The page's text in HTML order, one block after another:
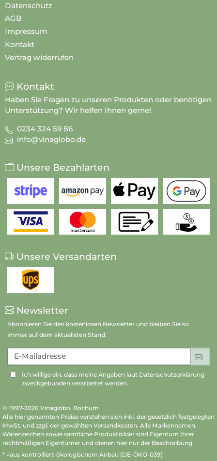
Datenschutz
AGB
Impressum
Kontakt
Vertrag widerrufen
Kontakt
Haben Sie Fragen zu unseren Produkten oder benötigen
Unterstützung? Wir helfen Ihnen gerne!
0234 324 59 86
info@vinaglobo.de
Unsere Bezahlarten
Unsere Versandarten
Newsletter
Abonnieren Sie den kostenlosen Newsletter und bleiben Sie so
immer auf dem aktuellsten Stand.
E-Mailadresse
Ich willige ein, dass meine Angaben laut Datenschutzerklärung
zweckgebunden verarbeitet werden.
© 1997-2026 Vinaglobo, Bochum
Alle hier genannten Preise verstehen sich inkl. der gesetzlich festgelegten
MwSt. und zzgl. der gewählten Versandkosten. Alle Markennamen,
Warenzeichen sowie sämtliche Produktbilder sind Eigentum Ihrer
rechtmäßigen Eigentümer und dienen hier nur der Beschreibung.
* =aus kontrolliert-ökologischem Anbau (DE-ÖKO-039)